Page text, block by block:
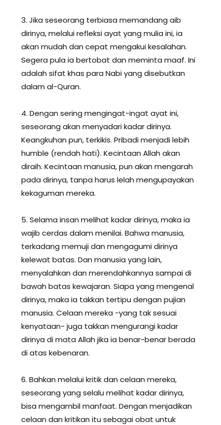
3. Jika seseorang terbiasa memandang aib
dirinya, melalui refleksi ayat yang mulia ini, ia
akan mudah dan cepat mengakui kesalahan.
Segera pula ia bertobat dan meminta maaf. Ini
adalah sifat khas para Nabi yang disebutkan
dalam al-Quran.
4. Dengan sering mengingat-ingat ayat ini,
seseorang akan menyadari kadar dirinya.
Keangkuhan pun, terkikis. Pribadi menjadi lebih
humble (rendah hati). Kecintaan Allah akan
diraih. Kecintaan manusia, pun akan mengarah
pada dirinya, tanpa harus lelah mengupayakan
kekaguman mereka.
5. Selama insan melihat kadar dirinya, maka ia
wajib cerdas dalam menilai. Bahwa manusia,
terkadang memuji dan mengagumi dirinya
kelewat batas. Dan manusia yang lain,
menyalahkan dan merendahkannya sampai di
bawah batas kewajaran. Siapa yang mengenal
dirinya, maka ia takkan tertipu dengan pujian
manusia. Celaan mereka -yang tak sesuai
kenyataan- juga takkan mengurangi kadar
dirinya di mata Allah jika ia benar-benar berada
di atas kebenaran.
6. Bahkan melalui kritik dan celaan mereka,
seseorang yang selalu melihat kadar dirinya,
bisa mengambil manfaat. Dengan menjadikan
celaan dan kritikan itu sebagai obat untuk